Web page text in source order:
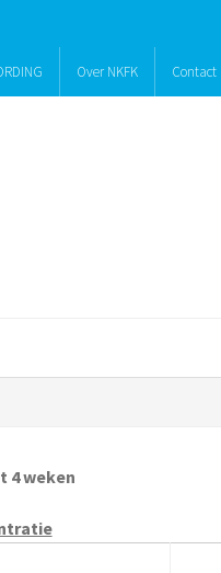
Over NKFK Contact
4 weken